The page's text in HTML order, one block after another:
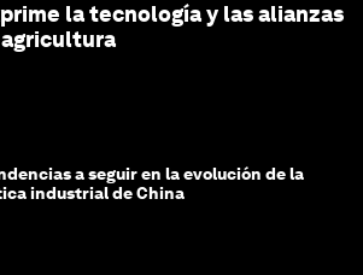
la tecnología y las alianzas
a seguir en la evolución de la
industrial de China